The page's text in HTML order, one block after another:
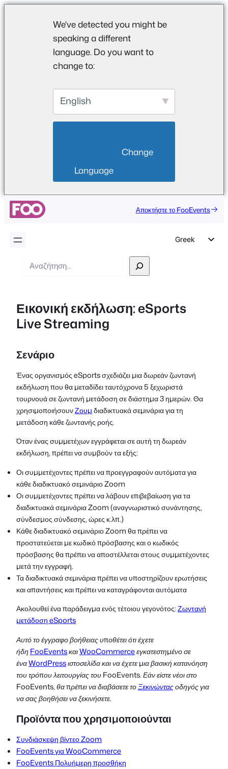
We've detected you might be
speaking a different
language. Do you want to
change to:
English
Language
Αποκτήστε το FooEvents
Greek
Spanish
Polish
Czech
Αναζήτηση
Εικονική εκδήλωση: eSports
Live Streaming
Σενάριο
Ένας οργανισμός eSports σχεδιάζει μια δωρεάν ζωντανή
εκδήλωση που θα μεταδίδει ταυτόχρονα 5 ξεχωριστά
τουρνουά σε ζωντανή μετάδοση σε διάστημα 3 ημερών. Θα
χρησιμοποιήσουνΖουμδιαδικτυακά σεμινάρια για τη
μετάδοση κάθε ζωντανής ροής.
Όταν ένας συμμετέχων εγγράφεται σε αυτή τη δωρεάν
εκδήλωση, πρέπει να συμβούν τα εξής:
Οι συμμετέχοντες πρέπει να προεγγραφούν αυτόματα για
κάθε διαδικτυακό σεμινάριο Zoom
Οι συμμετέχοντες πρέπει να λάβουν επιβεβαίωση για τα
διαδικτυακά σεμινάρια Zoom (αναγνωριστικό συνάντησης,
σύνδεσμος σύνδεσης, ώρες κ.λπ.)
Κάθε διαδικτυακό σεμινάριο Zoom θα πρέπει να
προστατεύεται με κωδικό πρόσβασης και ο κωδικός
πρόσβασης θα πρέπει να αποστέλλεται στους συμμετέχοντες
μετά την εγγραφή.
Τα διαδικτυακά σεμινάρια πρέπει να υποστηρίζουν ερωτήσεις
και απαντήσεις και πρέπει να καταγράφονται αυτόματα
Ακολουθεί ένα παράδειγμα ενός τέτοιου γεγονότος:Ζωντανή
μετάδοση eSports
Αυτό το έγγραφο βοήθειας υποθέτει ότι έχετε
ήδη FooEventsκαιWooCommerceεγκατεστημένο σε
έναWordPressιστοσελίδα και να έχετε μια βασική κατανόηση
του τρόπου λειτουργίας του FooEvents. Εάν είστε νέοι στο
FooEvents, θα πρέπει να διαβάσετε τοΞεκινώνταςοδηγός για
να σας βοηθήσει να ξεκινήσετε.
Προϊόντα που χρησιμοποιούνται
Συνδιάσκεψη βίντεο Zoom
FooEvents για WooCommerce
FooEvents Πολυήμερη προσθήκη